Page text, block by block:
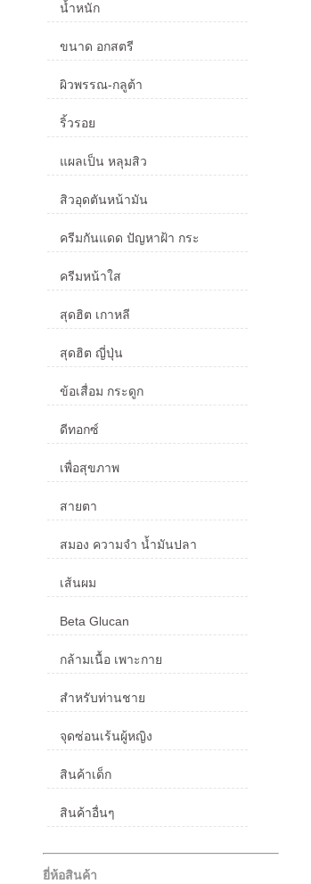
น้ำหนัก
ขนาด อกสตรี
ผิวพรรณ-กลูต้า
ริ้วรอย
แผลเป็น หลุมสิว
สิวอุดตันหน้ามัน
ครีมกันแดด ปัญหาฝ้า กระ
ครีมหน้าใส
สุดฮิต เกาหลี
สุดฮิต ญี่ปุ่น
ข้อเสื่อม กระดูก
ดีทอกซ์
เพื่อสุขภาพ
สายตา
สมอง ความจำ น้ำมันปลา
เส้นผม
Beta Glucan
กล้ามเนื้อ เพาะกาย
สำหรับท่านชาย
จุดซ่อนเร้นผู้หญิง
สินค้าเด็ก
สินค้าอื่นๆ
ยี่ห้อสินค้า